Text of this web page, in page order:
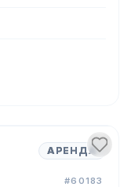
АРЕНДА
#60183